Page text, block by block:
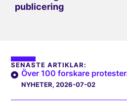
publicering
SENASTE ARTIKLAR:
Över 100 forskare
NYHETER, 2026-07-02